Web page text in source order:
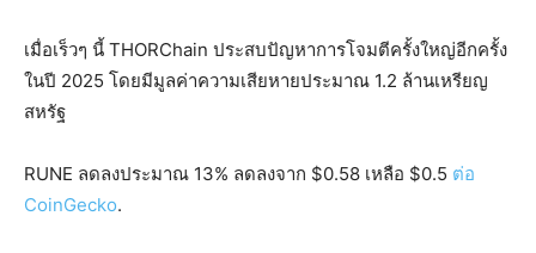
เมื่อเร็วๆ นี้ THORChain ประสบปัญหาการโจมตีครั้งใหญ่อีกครั้ง
ในปี 2025 โดยมีมูลค่าความเสียหายประมาณ 1.2 ล้านเหรียญ
สหรัฐ
RUNE ลดลงประมาณ 13% ลดลงจาก $0.58 เหลือ $0.5 ต่อ
CoinGecko.